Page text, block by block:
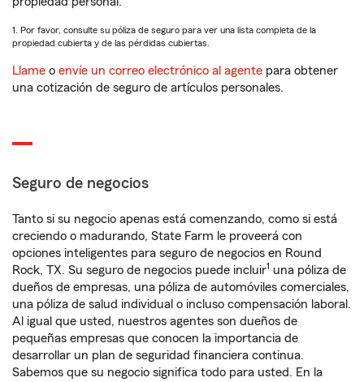
1. Por favor, consulte su póliza de seguro para ver una lista completa de la
propiedad cubierta y de las pérdidas cubiertas.
Llame o envíe un correo electrónico al agente para obtener
una cotización de seguro de artículos personales.
Seguro de negocios
Tanto si su negocio apenas está comenzando, como si está
creciendo o madurando, State Farm le proveerá con
opciones inteligentes para seguro de negocios en Round
Rock, TX. Su seguro de negocios puede incluir1 una póliza de
dueños de empresas, una póliza de automóviles comerciales,
una póliza de salud individual o incluso compensación laboral.
Al igual que usted, nuestros agentes son dueños de
pequeñas empresas que conocen la importancia de
desarrollar un plan de seguridad financiera continua.
Sabemos que su negocio significa todo para usted. En la